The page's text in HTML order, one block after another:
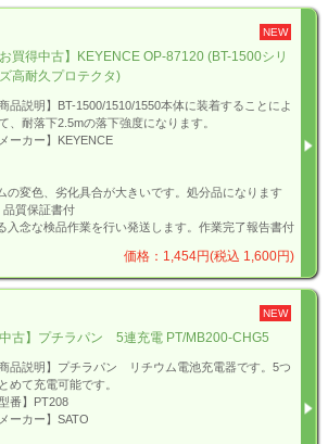
NEW
お買得中古】KEYENCE OP-87120 (BT-1500シリ
高耐久プロテクタ)
商品説明】BT-1500/1510/1550本体に装着することによ
、耐落下2.5mの落下強度になります。
メーカー】KEYENCE
の変色、劣化具合が大きいです。処分品になります
品質保証書付
入念な検品作業を行い発送します。作業完了報告書付
価格：1,454円(税込 1,600円)
NEW
中古】プチラパン 5連充電 PT/MB200-CHG5
商品説明】プチラパン リチウム電池充電器です。5つ
めて充電可能です。
型番】PT208
メーカー】SATO